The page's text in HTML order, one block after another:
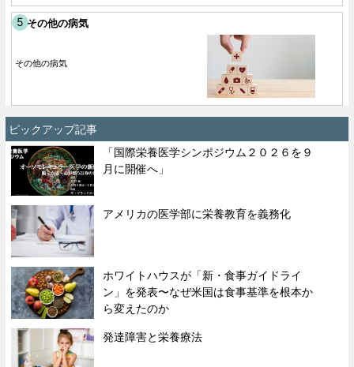
その他の病気
その他の病気
ピックアップ記事
「国際栄養医学シンポジウム２０２６を９
月に開催へ」
アメリカの医学部に栄養教育を義務化
ホワイトハウスが「新・食事ガイドライ
ン」を発表〜なぜ米国は食事基準を根本か
ら変えたのか
発達障害と栄養療法